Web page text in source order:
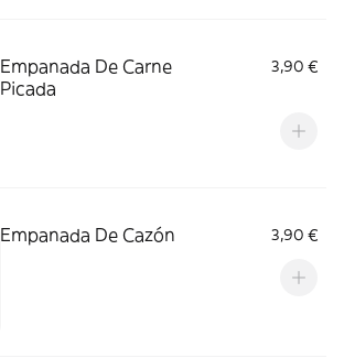
Empanada De Carne
Picada
3,90 €
Empanada De Cazón 3,90 €